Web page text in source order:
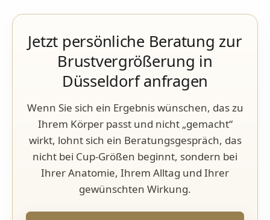
Jetzt persönliche Beratung zur
Brustvergrößerung in
Düsseldorf anfragen
Wenn Sie sich ein Ergebnis wünschen, das zu
Ihrem Körper passt und nicht „gemacht“
wirkt, lohnt sich ein Beratungsgespräch, das
nicht bei Cup-Größen beginnt, sondern bei
Ihrer Anatomie, Ihrem Alltag und Ihrer
gewünschten Wirkung.